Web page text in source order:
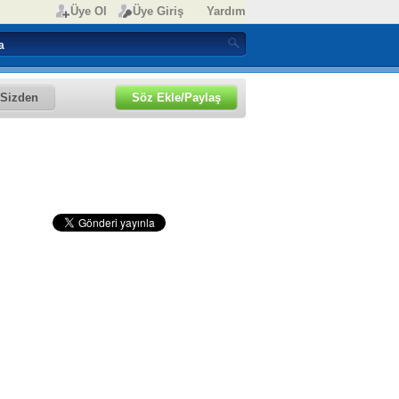
Üye Ol Üye Giriş Yardım
Sizden Söz Ekle/Paylaş